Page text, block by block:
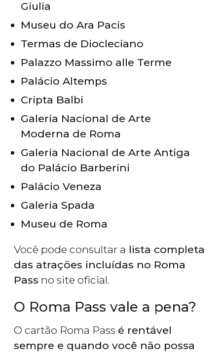
Giulia
Museu do Ara Pacis
Termas de Diocleciano
Palazzo Massimo alle Terme
Palácio Altemps
Cripta Balbi
Galeria Nacional de Arte
Moderna de Roma
Galeria Nacional de Arte Antiga
do Palácio Barberini
Palácio Veneza
Galeria Spada
Museu de Roma
Você pode consultar a lista completa
das atrações incluídas no Roma
Pass no site oficial.
O Roma Pass vale a pena?
O cartão Roma Pass é rentável
sempre e quando você não possa